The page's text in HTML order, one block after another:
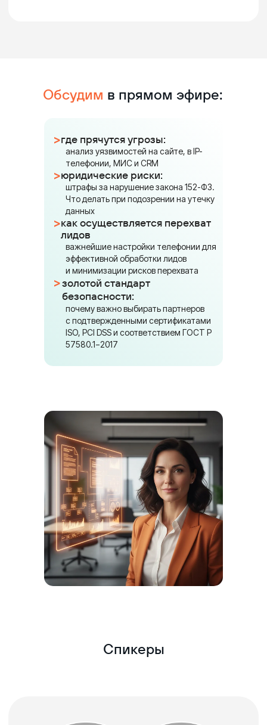
Обсудим в прямом эфире:
>где прячутся угрозы:
анализ уязвимостей на сайте, в IP-
телефонии, МИС и CRM
>юридические риски:
штрафы за нарушение закона 152-ФЗ.
Что делать при подозрении на утечку
данных
>как осуществляется перехват
лидов
важнейшие настройки телефонии для
эффективной обработки лидов
и минимизации рисков перехвата
>золотой стандарт
безопасности:
почему важно выбирать партнеров
с подтвержденными сертификатами
ISO, PCI DSS и соответствием ГОСТ Р
57580.1−2017
Спикеры
Руслан и Илюза Азнагуловы
совладельцы клиники
и партнёры сети стоматологий
White Beauty с оборотом 700
млн в год
настроили отделы продаж в 22-х
клиниках по РФ и обучили более
500 студентов
более 120 млн. руб – годовой
рекламный бюджет проектов